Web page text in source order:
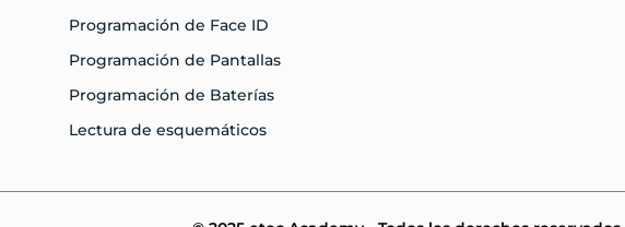
Programación de Face ID
Programación de Pantallas
Programación de Baterías
Lectura de esquemáticos